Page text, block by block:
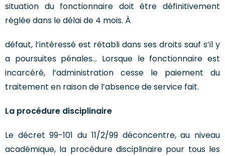
situation du fonctionnaire doit être définitivement
réglée dans le délai de 4 mois. À
défaut, l’intéressé est rétabli dans ses droits sauf s’il y
a poursuites pénales… Lorsque le fonctionnaire est
incarcéré, l’administration cesse le paiement du
traitement en raison de l’absence de service fait.
La procédure disciplinaire
Le décret 99-101 du 11/2/99 déconcentre, au niveau
académique, la procédure disciplinaire pour tous les